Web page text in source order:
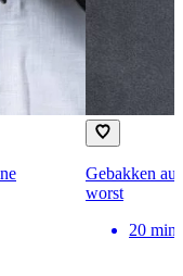
Gebakken
worst
20 min